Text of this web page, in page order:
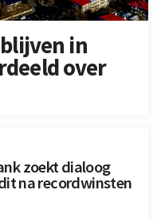
in
over
zoekt dialoog
na recordwinsten